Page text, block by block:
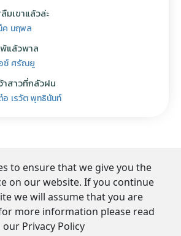
มเขาแล้วล่ะ
ค นฤพล
แล้วพาล
ซ์ ศรัณยู
าสาวที่กลัวฝน
อ เรวัต พุทธินันท์
to ensure that we give you the
on our website. If you continue
we will assume that you are
more information please read
our Privacy Policy